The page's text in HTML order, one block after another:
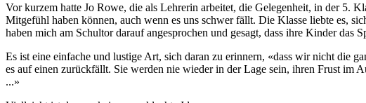
Vor kurzem hatte Jo Rowe, die als Lehrerin arbeitet, die Gelegenheit, in der 5.
Mitgefühl haben können, auch wenn es uns schwer fällt. Die Klasse liebte es,
haben mich am Schultor darauf angesprochen und gesagt, dass ihre Kinder das
Es ist eine einfache und lustige Art, sich daran zu erinnern, «dass wir nicht die
es auf einen zurückfällt. Sie werden nie wieder in der Lage sein, ihren Frust im
...»